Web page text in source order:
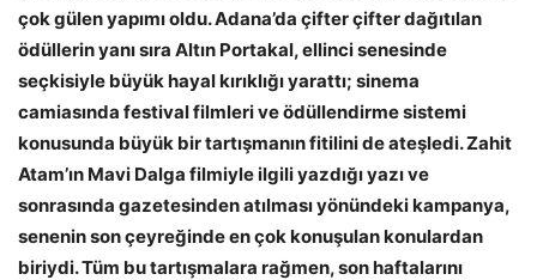
çok gülen yapımı oldu. Adana’da çifter çifter dağıtılan
ödüllerin yanı sıra Altın Portakal, ellinci senesinde
seçkisiyle büyük hayal kırıklığı yarattı; sinema
camiasında festival filmleri ve ödüllendirme sistemi
konusunda büyük bir tartışmanın fitilini de ateşledi. Zahit
Atam’ın Mavi Dalga filmiyle ilgili yazdığı yazı ve
sonrasında gazetesinden atılması yönündeki kampanya,
senenin son çeyreğinde en çok konuşulan konulardan
biriydi. Tüm bu tartışmalara rağmen, son haftalarını